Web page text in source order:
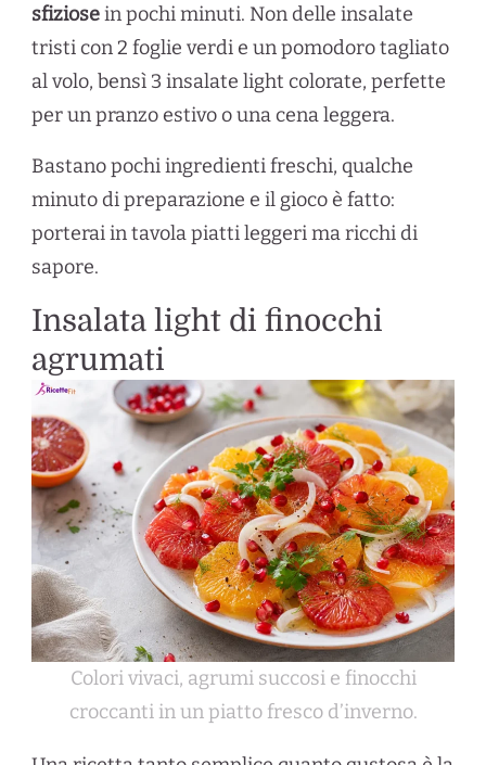
sfiziosein pochi minuti. Non delle insalate
tristi con 2 foglie verdi e un pomodoro tagliato
al volo, bensì 3 insalate light colorate, perfette
per un pranzo estivo o una cena leggera.
Bastano pochi ingredienti freschi, qualche
minuto di preparazione e il gioco è fatto:
porterai in tavola piatti leggeri ma ricchi di
sapore.
Insalata light di finocchi
agrumati
Colori vivaci, agrumi succosi e finocchi
croccanti in un piatto fresco d’inverno.